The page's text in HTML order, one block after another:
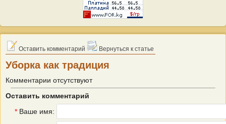
Оставить комментарий Вернуться к статье
Уборка как традиция
Комментарии отсутствуют
Оставить комментарий
* Ваше имя: